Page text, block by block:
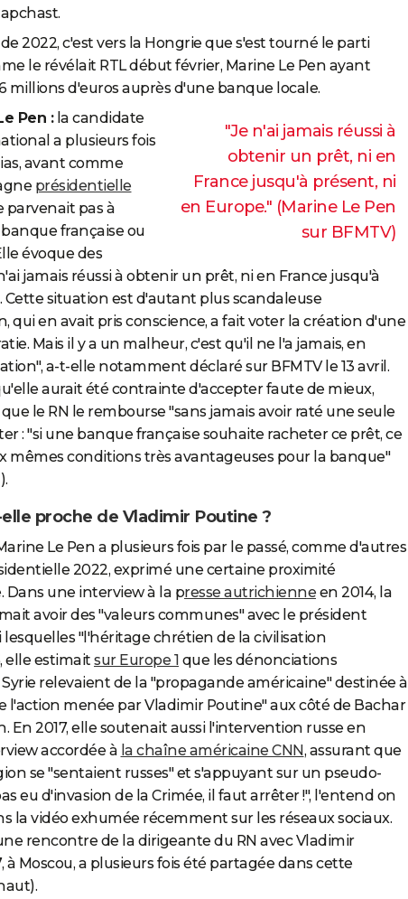
2022, c'est vers la Hongrie que s'est tourné le parti
le révélait RTL début février, Marine Le Pen ayant
millions d'euros auprès d'une banque locale.
"Je n'ai jamais réussi à
obtenir un prêt, ni en
France jusqu'à présent, ni
en Europe." (Marine Le Pen
sur BFMTV)
Pen :la candidate
a plusieurs fois
avant comme
présidentielle
parvenait pas à
française ou
évoque des
jamais réussi à obtenir un prêt, ni en France jusqu'à
Cette situation est d'autant plus scandaleuse
qui en avait pris conscience, a fait voter la création d'une
Mais il y a un malheur, c'est qu'il ne l'a jamais, en
a-t-elle notamment déclaré sur BFMTV le 13 avril.
aurait été contrainte d'accepter faute de mieux,
le RN le rembourse "sans jamais avoir raté une seule
: "si une banque française souhaite racheter ce prêt, ce
mêmes conditions très avantageuses pour la banque"
proche de Vladimir Poutine ?
Le Pen a plusieurs fois par le passé, comme d'autres
2022, exprimé une certaine proximité
Dans une interview à la presse autrichienne en 2014, la
avoir des "valeurs communes" avec le président
lesquelles "l'héritage chrétien de la civilisation
elle estimait sur Europe 1 que les dénonciations
relevaient de la "propagande américaine" destinée à
l'action menée par Vladimir Poutine" aux côté de Bachar
En 2017, elle soutenait aussi l'intervention russe en
accordée à la chaîne américaine CNN, assurant que
se "sentaient russes" et s'appuyant sur un pseudo-
eu d'invasion de la Crimée, il faut arrêter !", l'entend on
la vidéo exhumée récemment sur les réseaux sociaux.
rencontre de la dirigeante du RN avec Vladimir
à Moscou, a plusieurs fois été partagée dans cette